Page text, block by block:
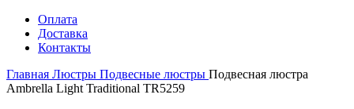
Оплата
Доставка
Контакты
Главная Люстры Подвесные люстры Подвесная люстра
Ambrella Light Traditional TR5259